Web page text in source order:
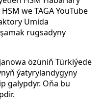
we TAGA YouTube
Umida
rugsadyny
özüniň Türkiýede
ýatyrylandygyny
galypdyr. Oňa bu